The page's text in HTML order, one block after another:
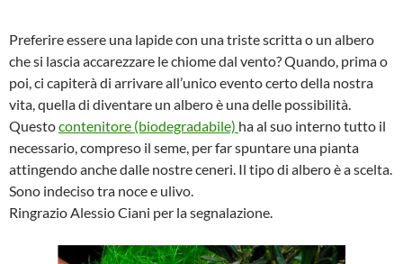
Preferire essere una lapide con una triste scritta o un albero
che si lascia accarezzare le chiome dal vento? Quando, prima o
poi, ci capiterà di arrivare all’unico evento certo della nostra
vita, quella di diventare un albero è una delle possibilità.
Questocontenitore (biodegradabile) ha al suo interno tutto il
necessario, compreso il seme, per far spuntare una pianta
attingendo anche dalle nostre ceneri. Il tipo di albero è a scelta.
Sono indeciso tra noce e ulivo.
Ringrazio Alessio Ciani per la segnalazione.